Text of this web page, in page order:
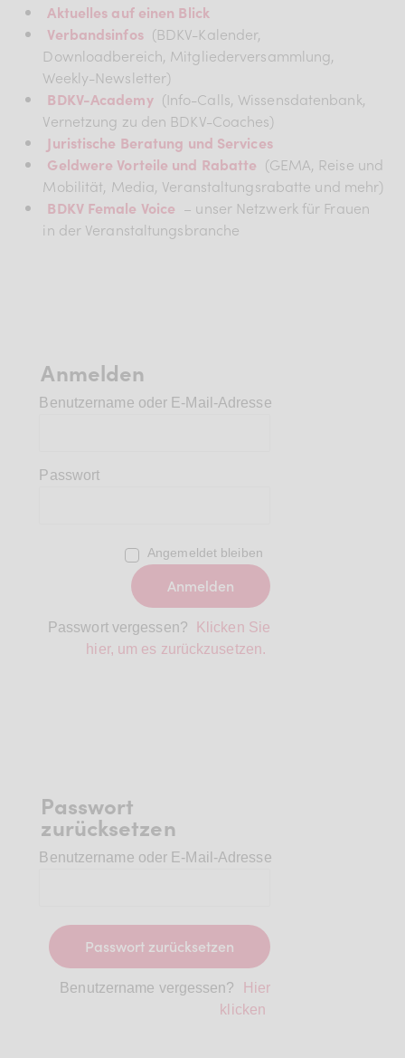
Aktuelles auf einen Blick
Verbandsinfos (BDKV-Kalender,
Downloadbereich, Mitgliederversammlung,
Weekly-Newsletter)
BDKV-Academy (Info-Calls, Wissensdatenbank,
Vernetzung zu den BDKV-Coaches)
Juristische Beratung und Services
Geldwere Vorteile und Rabatte (GEMA, Reise und
Mobilität, Media, Veranstaltungsrabatte und mehr)
BDKV Female Voice – unser Netzwerk für Frauen
in der Veranstaltungsbranche
Anmelden
Benutzername oder E-Mail-Adresse
Passwort
Angemeldet bleiben
Passwort vergessen?
Klicken Sie
hier, um es zurückzusetzen.
Passwort
zurücksetzen
Benutzername oder E-Mail-Adresse
Benutzername vergessen?
Hier
klicken